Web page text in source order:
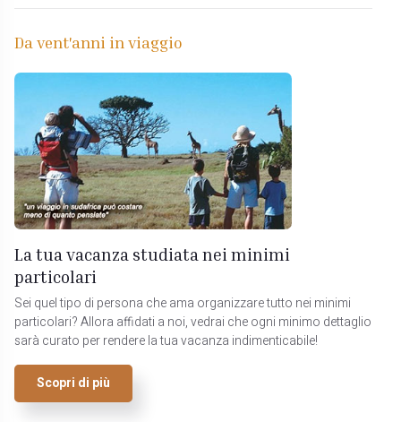
Da vent'anni in viaggio
La tua vacanza studiata nei minimi
particolari
Sei quel tipo di persona che ama organizzare tutto nei minimi
particolari? Allora affidati a noi, vedrai che ogni minimo dettaglio
sarà curato per rendere la tua vacanza indimenticabile!
Scopri di più